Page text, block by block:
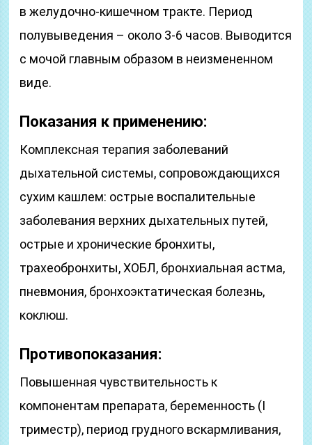
в желудочно-кишечном тракте. Период
полувыведения – около 3-6 часов. Выводится
с мочой главным образом в неизмененном
виде.
Показания к применению:
Комплексная терапия заболеваний
дыхательной системы, сопровождающихся
сухим кашлем: острые воспалительные
заболевания верхних дыхательных путей,
острые и хронические бронхиты,
трахеобронхиты, ХОБЛ, бронхиальная астма,
пневмония, бронхоэктатическая болезнь,
коклюш.
Противопоказания:
Повышенная чувствительность к
компонентам препарата, беременность (I
триместр), период грудного вскармливания,